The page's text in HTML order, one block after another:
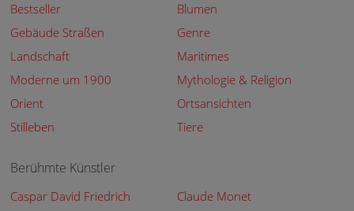
Bestseller
Blumen
Gebäude Straßen
Genre
Landschaft
Maritimes
Moderne um 1900
Mythologie & Religion
Orient
Ortsansichten
Stilleben
Tiere
Berühmte Künstler
Caspar David Friedrich
Claude Monet